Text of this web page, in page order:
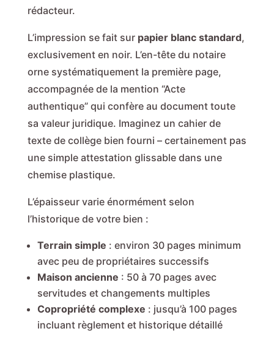
rédacteur.
L’impression se fait sur papier blanc standard,
exclusivement en noir. L’en-tête du notaire
orne systématiquement la première page,
accompagnée de la mention “Acte
authentique” qui confère au document toute
sa valeur juridique. Imaginez un cahier de
texte de collège bien fourni – certainement pas
une simple attestation glissable dans une
chemise plastique.
L’épaisseur varie énormément selon
l’historique de votre bien :
Terrain simple : environ 30 pages minimum
avec peu de propriétaires successifs
Maison ancienne : 50 à 70 pages avec
servitudes et changements multiples
Copropriété complexe : jusqu’à 100 pages
incluant règlement et historique détaillé